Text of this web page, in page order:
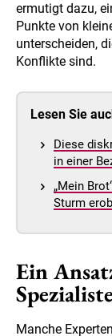
ermutigt dazu,
Punkte von
unterscheiden,
Konflikte sind.
Lesen Sie
Diese
in einer
„Mein
Sturm
Ein
Manche